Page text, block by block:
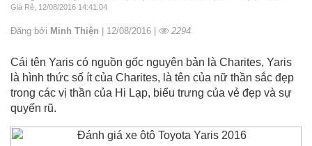
Giá Rẻ, 12/08/2016 14:41:04
Đăng bởi Minh Thiện | 12/08/2016 | 2294
Cái tên Yaris có nguồn gốc nguyên bản là Charites, Yaris
là hình thức số ít của Charites, là tên của nữ thần sắc đẹp
trong các vị thần của Hi Lạp, biểu trưng của vẻ đẹp và sự
quyến rũ.